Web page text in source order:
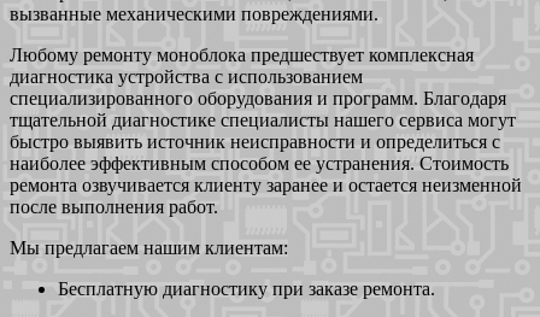
вызванные механическими повреждениями.
Любому ремонту моноблока предшествует комплексная
диагностика устройства с использованием
специализированного оборудования и программ. Благодаря
тщательной диагностике специалисты нашего сервиса могут
быстро выявить источник неисправности и определиться с
наиболее эффективным способом ее устранения. Стоимость
ремонта озвучивается клиенту заранее и остается неизменной
после выполнения работ.
Мы предлагаем нашим клиентам:
Бесплатную диагностику при заказе ремонта.